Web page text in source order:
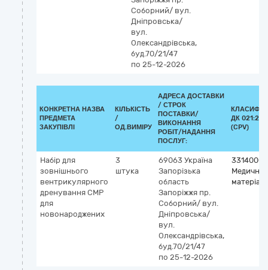
Соборний/ вул.
Дніпровська/
вул.
Олександрівська,
буд.70/21/47
по 25-12-2026
КОНКРЕТНА НАЗВА
ПРЕДМЕТА
ЗАКУПІВЛІ
КІЛЬКІСТЬ
/
ОД.ВИМІРУ
АДРЕСА ДОСТАВКИ
/ СТРОК
ПОСТАВКИ/
ВИКОНАННЯ
РОБІТ/НАДАННЯ
ПОСЛУГ:
ДК
(CPV)
Набір для
зовнішнього
вентрикулярного
дренування СМР
для
новонароджених
3
штука
69063 Україна
Запорізька
область
Запоріжжя пр.
Соборний/ вул.
Дніпровська/
вул.
Олександрівська,
буд.70/21/47
по 25-12-2026
Медичні